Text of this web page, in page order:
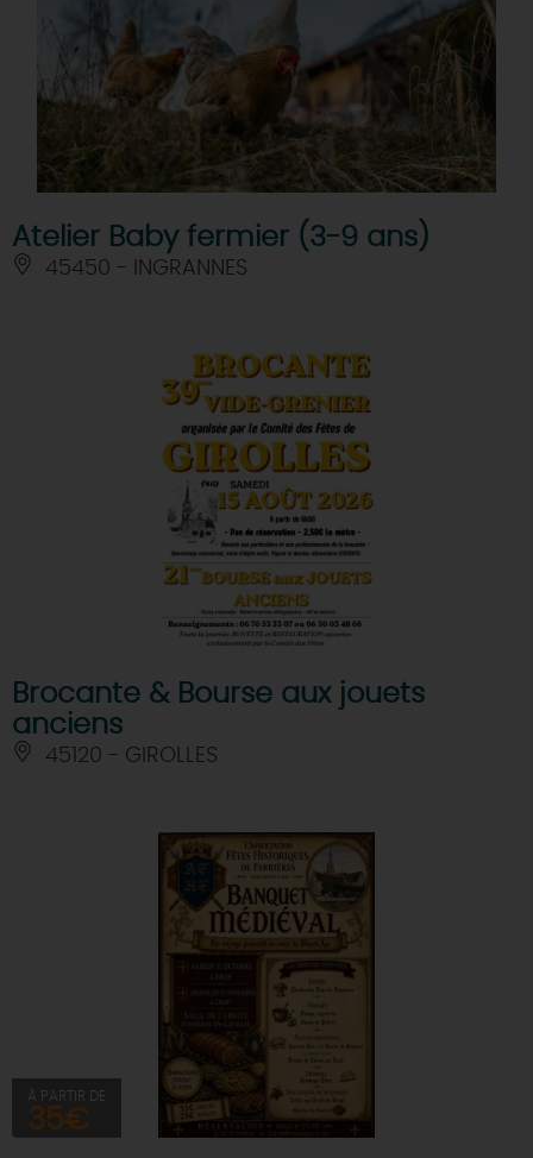
Atelier Baby fermier (3-9 ans)
45450 - INGRANNES
Brocante & Bourse aux jouets
anciens
45120 - GIROLLES
À PARTIR DE
35€